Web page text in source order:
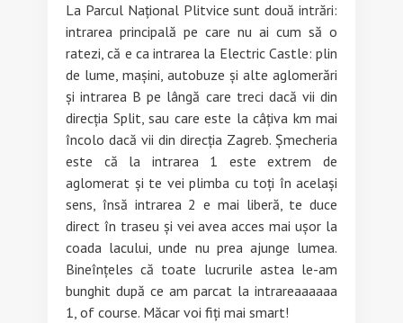
La Parcul Național Plitvice sunt două intrări:
intrarea principală pe care nu ai cum să o
ratezi, că e ca intrarea la Electric Castle: plin
de lume, mașini, autobuze și alte aglomerări
și intrarea B pe lângă care treci dacă vii din
direcția Split, sau care este la câțiva km mai
încolo dacă vii din direcția Zagreb. Șmecheria
este că la intrarea 1 este extrem de
aglomerat și te vei plimba cu toți în același
sens, însă intrarea 2 e mai liberă, te duce
direct în traseu și vei avea acces mai ușor la
coada lacului, unde nu prea ajunge lumea.
Bineînțeles că toate lucrurile astea le-am
bunghit după ce am parcat la intrareaaaaaa
1, of course. Măcar voi fiți mai smart!